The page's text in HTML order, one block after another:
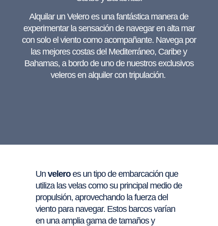
Alquilar un Velero es una fantástica manera de
experimentar la sensación de navegar en alta mar
con solo el viento como acompañante. Navega por
las mejores costas del Mediterráneo, Caribe y
Bahamas, a bordo de uno de nuestros exclusivos
veleros en alquiler con tripulación.
Unveleroes un tipo de embarcación que
utiliza las velas como su principal medio de
propulsión, aprovechando la fuerza del
viento para navegar. Estos barcos varían
en una amplia gama de tamaños y